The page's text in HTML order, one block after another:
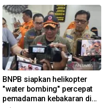
BNPB siapkan helikopter
"water bombing" percepat
pemadaman kebakaran di